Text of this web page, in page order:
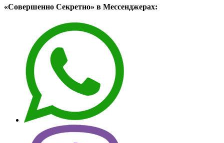
«Совершенно Секретно» в Мессенджерах: